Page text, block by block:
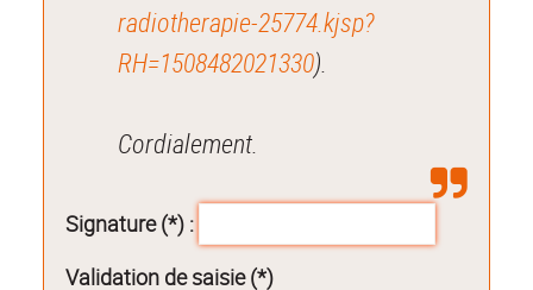
radiotherapie-25774.kjsp?
RH=1508482021330).
Cordialement.
Signature (*) :
Validation de saisie (*)